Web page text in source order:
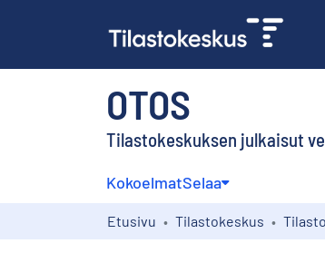
OTOS
Tilastokeskuksen julkaisut
KokoelmatSelaa
Etusivu Tilastokeskus